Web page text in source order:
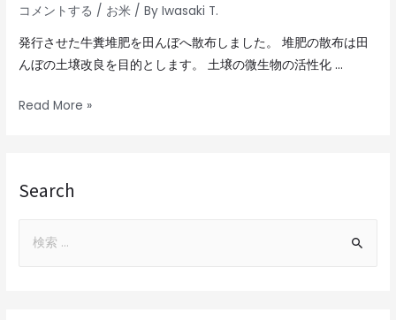
コメントする / お米 / ByIwasaki T.
発行させた牛糞堆肥を田んぼへ散布しました。 堆肥の散布は田
んぼの土壌改良を目的とします。 土壌の微生物の活性化 …
Read More »
Search